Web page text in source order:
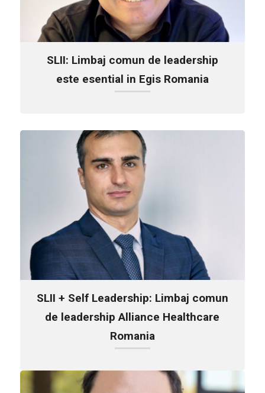
SLII: Limbaj comun de leadership
este esential in Egis Romania
SLII + Self Leadership: Limbaj comun
de leadership Alliance Healthcare
Romania